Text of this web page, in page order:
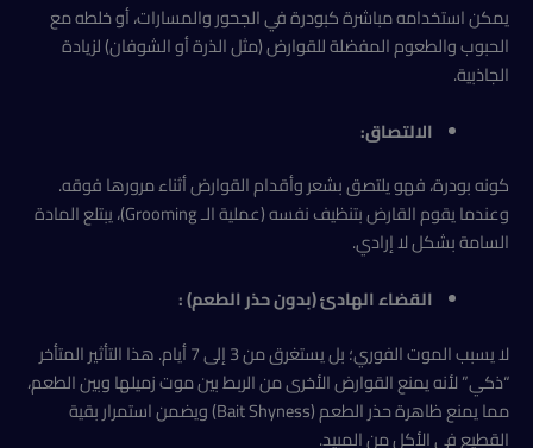
يمكن استخدامه مباشرة كبودرة في الجحور والمسارات، أو خلطه مع
الحبوب والطعوم المفضلة للقوارض (مثل الذرة أو الشوفان) لزيادة
الجاذبية.
الالتصاق:
كونه بودرة، فهو يلتصق بشعر وأقدام القوارض أثناء مرورها فوقه.
وعندما يقوم القارض بتنظيف نفسه (عملية الـ Grooming)، يبتلع المادة
السامة بشكل لا إرادي.
القضاء الهادئ (بدون حذر الطعم) :
لا يسبب الموت الفوري؛ بل يستغرق من 3 إلى 7 أيام. هذا التأثير المتأخر
“ذكي” لأنه يمنع القوارض الأخرى من الربط بين موت زميلها وبين الطعم،
مما يمنع ظاهرة حذر الطعم (Bait Shyness) ويضمن استمرار بقية
القطيع في الأكل من المبيد.